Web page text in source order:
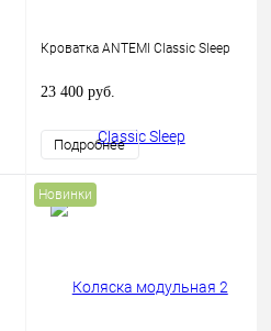
Кроватка ANTEMI Classic Sleep
23 400 руб.
Подробнее
Новинки